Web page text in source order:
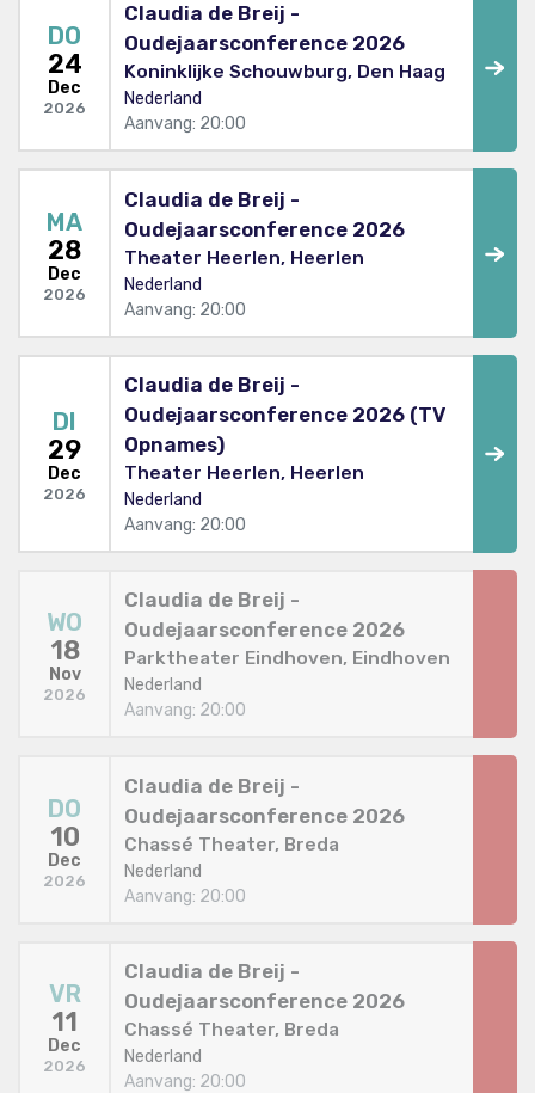
DO
24
Dec
2026
Claudia de Breij -
Oudejaarsconference 2026
Koninklijke Schouwburg, Den Haag
Nederland
Aanvang: 20:00
MA
28
Dec
2026
Claudia de Breij -
Oudejaarsconference 2026
Theater Heerlen, Heerlen
Nederland
Aanvang: 20:00
DI
29
Dec
2026
Claudia de Breij -
Oudejaarsconference 2026 (TV
Opnames)
Theater Heerlen, Heerlen
Nederland
Aanvang: 20:00
WO
18
Nov
2026
Claudia de Breij -
Oudejaarsconference 2026
Parktheater Eindhoven, Eindhoven
Nederland
Aanvang: 20:00
DO
10
Dec
2026
Claudia de Breij -
Oudejaarsconference 2026
Chassé Theater, Breda
Nederland
Aanvang: 20:00
VR
11
Dec
2026
Claudia de Breij -
Oudejaarsconference 2026
Chassé Theater, Breda
Nederland
Aanvang: 20:00